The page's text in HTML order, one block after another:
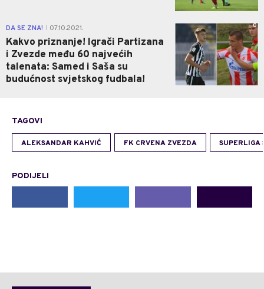
DA SE ZNA! 07.10.2021.
Kakvo priznanje! Igrači Partizana
i Zvezde među 60 najvećih
talenata: Samed i Saša su
budućnost svjetskog fudbala!
0
TAGOVI
ALEKSANDAR KAHVIĆ FK CRVENA ZVEZDA SUPERLIGA
PODIJELI